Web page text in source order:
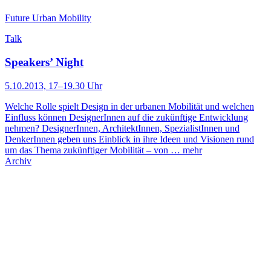
Future Urban Mobility
Talk
Speakers’ Night
5.10.2013, 17–19.30 Uhr
Welche Rolle spielt Design in der urbanen Mobilität und welchen
Einfluss können DesignerInnen auf die zukünftige Entwicklung
nehmen? DesignerInnen, ArchitektInnen, SpezialistInnen und
DenkerInnen geben uns Einblick in ihre Ideen und Visionen rund
um das Thema zukünftiger Mobilität – von … mehr
Archiv